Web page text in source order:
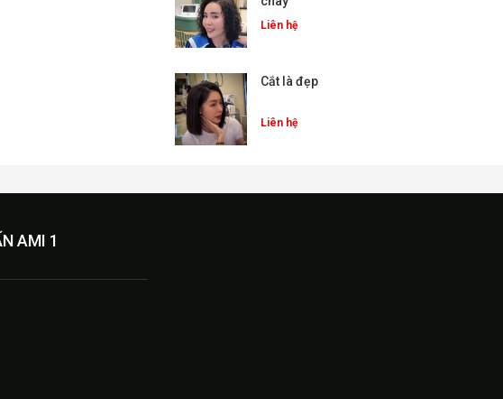
Liên hệ
Cắt là đẹp
Liên hệ
AMI 1